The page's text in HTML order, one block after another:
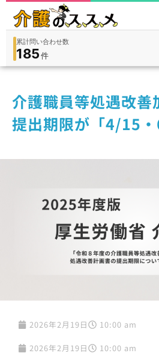
掲載事業所数
13,738
在宅 9,360
件
介護職員等処遇改善
提出期限が「4/15
2026年2月19日 10:00 am
2026年2月19日 10:00 am